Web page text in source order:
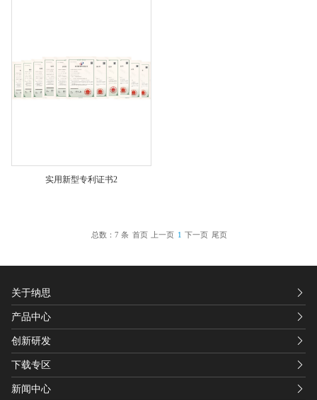
实用新型专利证书2
总数：7 条 首页 上一页 1 下一页 尾页
关于纳思
产品中心
创新研发
下载专区
新闻中心